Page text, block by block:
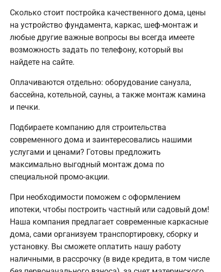
Сколько стоит постройка качественного дома, цены
на устройство фундамента, каркас, шеф-монтаж и
любые другие важные вопросы вы всегда имеете
возможность задать по телефону, который вы
найдете на сайте.
Оплачиваются отдельно: оборудование санузла,
бассейна, котельной, сауны, а также монтаж камина
и печки.
Подбираете компанию для строительства
современного дома и заинтересовались нашими
услугами и ценами? Готовы предложить
максимально выгодный монтаж дома по
специальной промо-акции.
При необходимости поможем с оформлением
ипотеки, чтобы построить частный или садовый дом!
Наша компания предлагает современные каркасные
дома, сами организуем транспортировку, сборку и
установку. Вы сможете оплатить нашу работу
наличными, в рассрочку (в виде кредита, в том числе